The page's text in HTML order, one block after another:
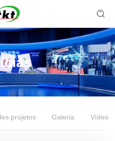

projetos Galeria Vídeo